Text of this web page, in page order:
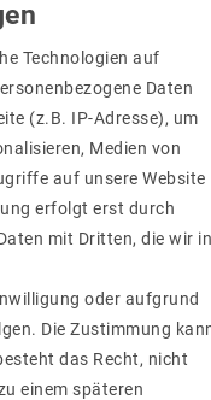
V
A je Kanal, 10 A
Anode (V+)
(L × B × H)
warmweißem
Party­modus per
Technologien auf
Daten
(z.B. IP-Adresse), um
Medien von
auf unsere Website
erfolgt erst durch
mit Dritten, die wir in
oder aufgrund
Die Zustimmung
das Recht, nicht
einem späteren